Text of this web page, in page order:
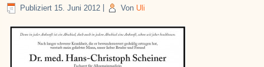
Publiziert 15. Juni 2012 Von Uli